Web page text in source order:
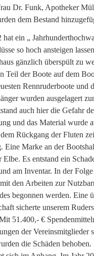
Dr. Funk, Apotheker
dem Bestand
ein „
so hoch ansteigen
gänzlich überspült zu
Teil der Boote auf dem
Rennruderboote und
wurden ausgelagert
auch hier die Gefahr
und das Material wurde
Rückgang der Fluten
Eine Marke an der
Elbe. Es entstand ein
am Inventar. In der Folge
den Arbeiten zur
begonnen werden. Eine
sicherte unserem
51.400,- €
der Vereinsmitglieder
die Schäden